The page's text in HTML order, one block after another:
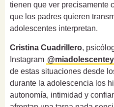
tienen que ver precisamente
que los padres quieren
adolescentes interpretan.
Cristina Cuadrillero,
Instagram
de estas situaciones desde
durante la adolescencia los
autonomía, intimidad y